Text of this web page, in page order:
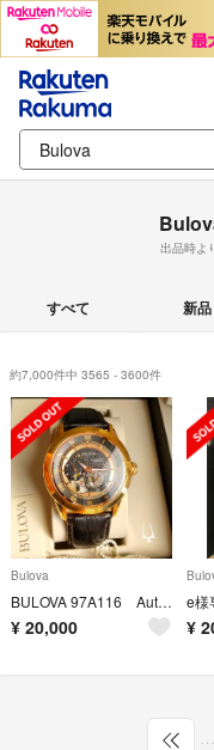
出品時よ
すべて 新品
約7,000件中 3565 - 3600件
Bulova
BULOVA 97A116 Automatic watch RoseGold
¥ 20,000 ¥
…